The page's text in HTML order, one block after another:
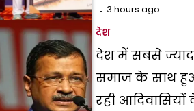
3 hours ago
देश
देश में सबसे
समाज के साथ
रही